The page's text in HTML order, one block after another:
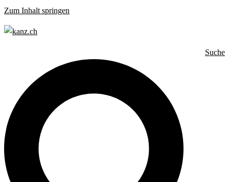
Zum Inhalt springen
Suche